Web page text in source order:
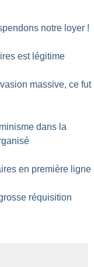
notre loyer !
est légitime
massive, ce fut
dans la
en première ligne
réquisition